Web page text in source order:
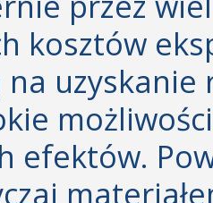
kosztów
uzyskanie
efektów.